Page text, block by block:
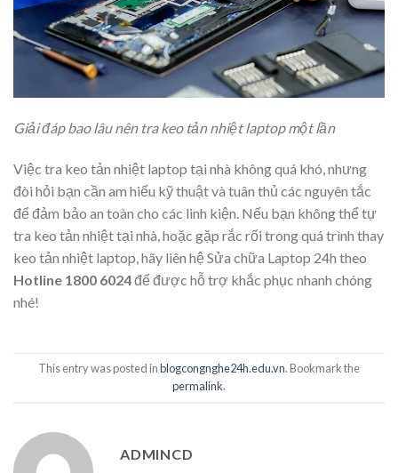
Giải đáp bao lâu nên tra keo tản nhiệt laptop một lần
Việc tra keo tản nhiệt laptop tại nhà không quá khó, nhưng
đòi hỏi bạn cần am hiểu kỹ thuật và tuân thủ các nguyên tắc
để đảm bảo an toàn cho các linh kiện. Nếu bạn không thể tự
tra keo tản nhiệt tại nhà, hoặc gặp rắc rối trong quá trình thay
keo tản nhiệt laptop, hãy liên hệ Sửa chữa Laptop 24h theo
Hotline 1800 6024để được hỗ trợ khắc phục nhanh chóng
nhé!
This entry was posted inblogcongnghe24h.edu.vn. Bookmark the
permalink.
ADMINCD